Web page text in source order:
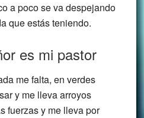
a poco se va despejando
que estás teniendo.
es mi pastor
me falta, en verdes
y me lleva arroyos
fuerzas y me lleva por